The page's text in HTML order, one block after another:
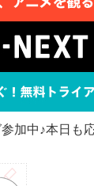
加中♪本日も